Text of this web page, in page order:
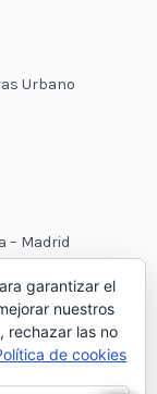
Urbano
– Madrid
garantizar el
nuestros
rechazar las no
de cookies